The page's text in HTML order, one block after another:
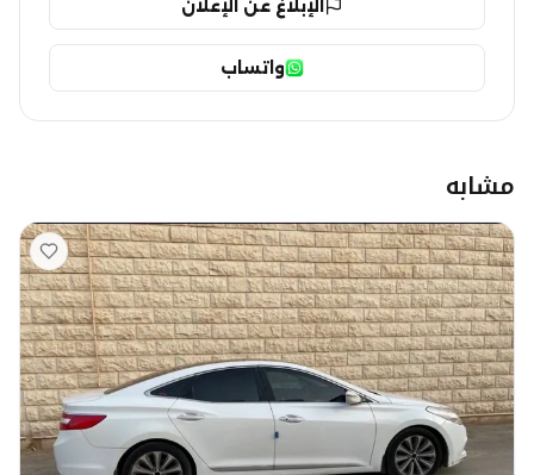
الإبلاغ عن الإعلان
واتساب
مشابه